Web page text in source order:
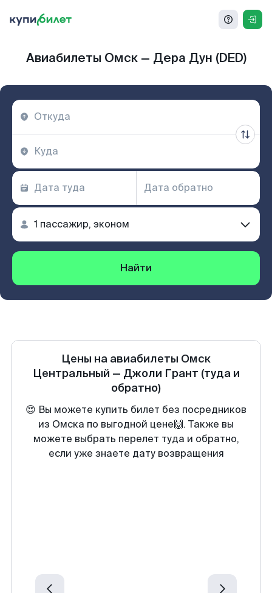
Авиабилеты Омск — Дера Дун (DED)
Найти
Цены на авиабилеты Омск
Центральный — Джоли Грант (туда и
обратно)
😍 Вы можете купить билет без посредников
из Омска по выгодной цене🙌. Также вы
можете выбрать перелет туда и обратно,
если уже знаете дату возвращения